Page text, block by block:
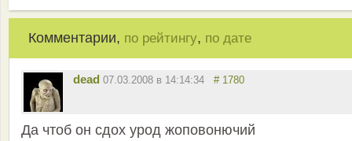
Комментарии, по рейтингу, по дате
dead 07.03.2008 в 14:14:34 # 1780
Да чтоб он сдох урод жоповонючий